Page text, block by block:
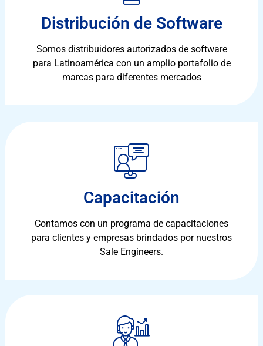
Distribución de Software
Somos distribuidores autorizados de software
para Latinoamérica con un amplio portafolio de
marcas para diferentes mercados
Capacitación
Contamos con un programa de capacitaciones
para clientes y empresas brindados por nuestros
Sale Engineers.